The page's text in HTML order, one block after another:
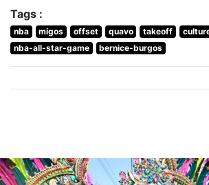
Tags :
nba migos offset quavo takeoff
nba-all-star-game
bernice-burgos